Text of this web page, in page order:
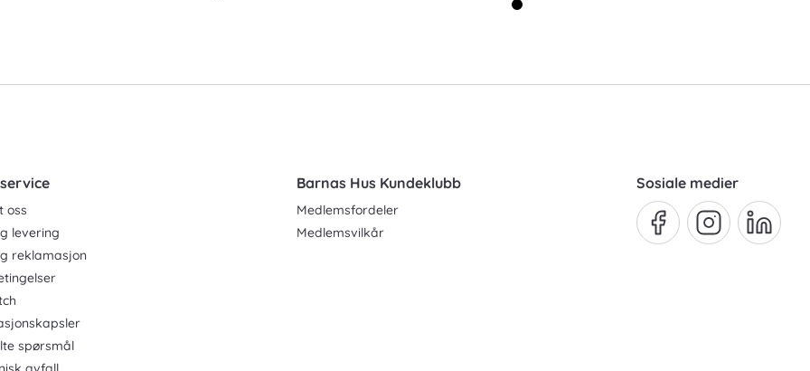
oss
levering
reklamasjon
spørsmål
Barnas Hus Kundeklubb
Medlemsfordeler
Medlemsvilkår
Sosiale medier